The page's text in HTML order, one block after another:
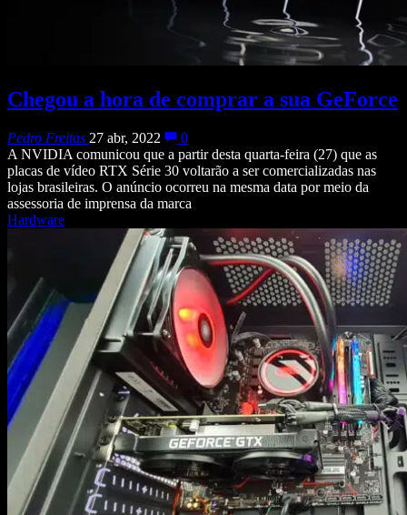
Chegou a hora de comprar a sua GeForce
Pedro Freitas 27 abr, 2022
0
A NVIDIA comunicou que a partir desta quarta-feira (27) que as
placas de vídeo RTX Série 30 voltarão a ser comercializadas nas
lojas brasileiras. O anúncio ocorreu na mesma data por meio da
assessoria de imprensa da marca
Hardware